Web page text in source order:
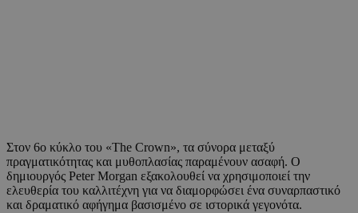
Στον 6ο κύκλο του «The Crown», τα σύνορα μεταξύ
πραγματικότητας και μυθοπλασίας παραμένουν ασαφή. Ο
δημιουργός Peter Morgan εξακολουθεί να χρησιμοποιεί την
ελευθερία του καλλιτέχνη για να διαμορφώσει ένα συναρπαστικό
και δραματικό αφήγημα βασισμένο σε ιστορικά γεγονότα.